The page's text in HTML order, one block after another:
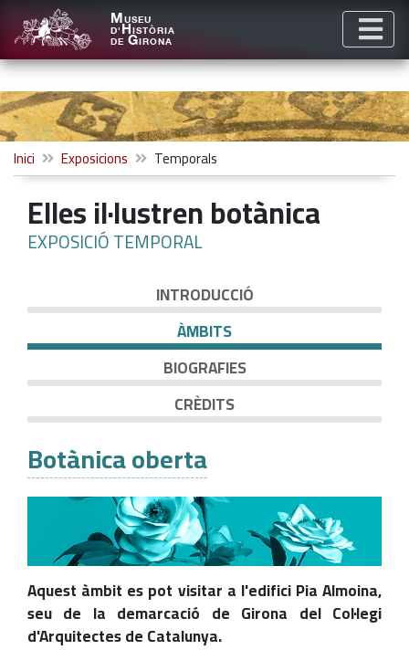
MUSEU
D'HISTÒRIA
DE GIRONA
Inici Exposicions Temporals
Elles il·lustren botànica
EXPOSICIÓ TEMPORAL
INTRODUCCIÓ
ÀMBITS
BIOGRAFIES
CRÈDITS
Botànica oberta
Aquest àmbit es pot visitar a l'edifici Pia Almoina,
seu de la demarcació de Girona del Col·legi
d'Arquitectes de Catalunya.